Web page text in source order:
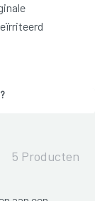
5 Producten